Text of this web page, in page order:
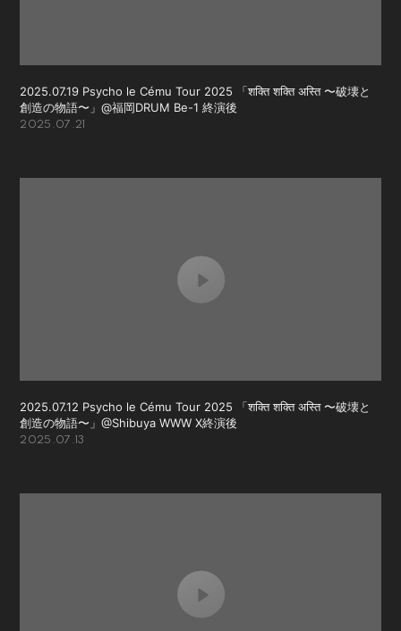
2025.07.19 Psycho le Cému Tour 2025 「शक्ति शक्ति अस्ति 〜破壊と
創造の物語〜」@福岡DRUM Be-1 終演後
2025.07.21
2025.07.12 Psycho le Cému Tour 2025 「शक्ति शक्ति अस्ति 〜破壊と
創造の物語〜」@Shibuya WWW X終演後
2025.07.13